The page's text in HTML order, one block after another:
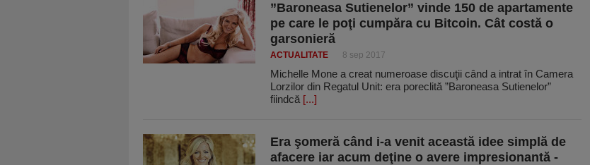
”Baroneasa Sutienelor” vinde 150 de apartamente
pe care le poţi cumpăra cu Bitcoin. Cât costă o
garsonieră
ACTUALITATE 8 sep 2017
Michelle Mone a creat numeroase discuţii când a intrat în Camera
Lorzilor din Regatul Unit: era poreclită ”Baroneasa Sutienelor”
fiindcă [...]
Era şomeră când i-a venit această idee simplă de
afacere iar acum deţine o avere impresionantă -